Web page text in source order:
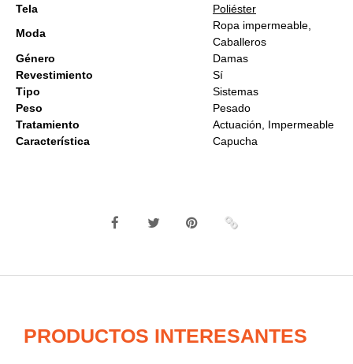
Tela
Poliéster
Moda
Ropa impermeable,
Caballeros
Género
Damas
Revestimiento
Sí
Tipo
Sistemas
Peso
Pesado
Tratamiento
Actuación, Impermeable
Característica
Capucha
PRODUCTOS INTERESANTES